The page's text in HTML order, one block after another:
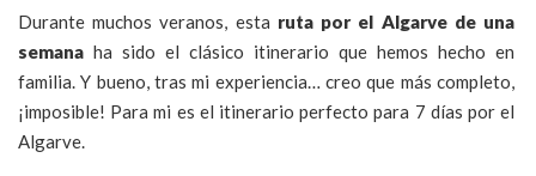
Durante muchos veranos, esta ruta por el Algarve de una
semana ha sido el clásico itinerario que hemos hecho en
familia. Y bueno, tras mi experiencia… creo que más completo,
¡imposible! Para mi es el itinerario perfecto para 7 días por el
Algarve.